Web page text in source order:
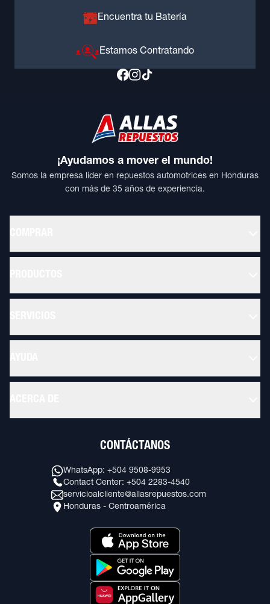
Encuentra tu Batería
Estamos Contratando
¡Ayudamos a mover el mundo!
Somos la empresa líder en repuestos automotrices en Honduras
con más de 35 años de experiencia.
CONTÁCTANOS
WhatsApp: +504 9508-9953
Contact Center: +504 2283-4540
servicioalcliente@allasrepuestos.com
Honduras - Centroamérica